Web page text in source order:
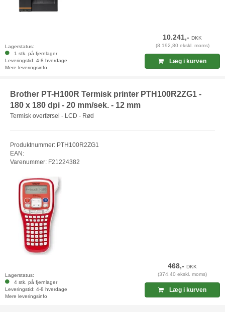
Lagerstatus:
1 stk. på fjernlager
Leveringstid: 4-8 hverdage
Mere leveringsinfo
10.241,-DKK
(8.192,80 ekskl. moms)
Læg i kurven
Brother PT-H100R Termisk printer PTH100R2ZG1 -
180 x 180 dpi - 20 mm/sek. - 12 mm
Termisk overførsel - LCD - Rød
Produktnummer: PTH100R2ZG1
EAN:
Varenummer: F21224382
Lagerstatus:
4 stk. på fjernlager
Leveringstid: 4-8 hverdage
Mere leveringsinfo
468,-DKK
(374,40 ekskl. moms)
Læg i kurven